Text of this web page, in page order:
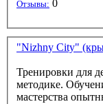
Отзывы: 0
"Nizhny City"
Тренировки для
методике.
мастерства